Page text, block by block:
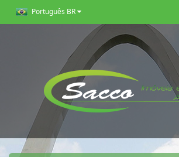
Português BR